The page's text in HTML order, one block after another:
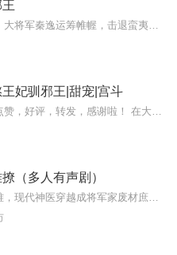
王妃驯邪王|甜宠|宫斗
（多人有声剧）